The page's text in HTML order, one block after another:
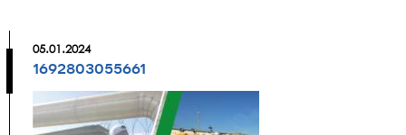
05.01.2024
1692803055661